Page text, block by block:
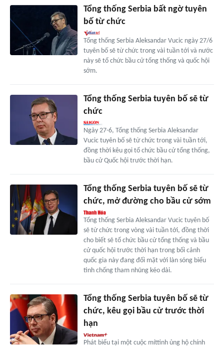
Tổng thống Serbia bất ngờ tuyên
bố từ chức
Tổng thống Serbia Aleksandar Vucic ngày 27/6
tuyên bố sẽ từ chức trong vài tuần tới và nước
này sẽ tổ chức bầu cử tổng thống và quốc hội
sớm.
Tổng thống Serbia tuyên bố sẽ từ
chức
Ngày 27-6, Tổng thống Serbia Aleksandar
Vucic tuyên bố sẽ từ chức trong vài tuần tới,
đồng thời kêu gọi tổ chức bầu cử tổng thống,
bầu cử Quốc hội trước thời hạn.
Tổng thống Serbia tuyên bố sẽ từ
chức, mở đường cho bầu cử sớm
Tổng thống Serbia Aleksandar Vucic tuyên bố
sẽ từ chức trong vòng vài tuần tới, đồng thời
cho biết sẽ tổ chức bầu cử tổng thống và bầu
cử quốc hội trước thời hạn trong bối cảnh
quốc gia này đang đối mặt với làn sóng biểu
tình chống tham nhũng kéo dài.
Tổng thống Serbia tuyên bố sẽ từ
chức, kêu gọi bầu cử trước thời
hạn
Phát biểu tại một cuộc míttinh ủng hộ chính